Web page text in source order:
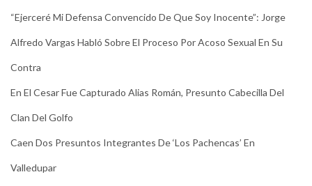
“Ejerceré Mi Defensa Convencido De Que Soy Inocente”: Jorge
Alfredo Vargas Habló Sobre El Proceso Por Acoso Sexual En Su
Contra
En El Cesar Fue Capturado Alias Román, Presunto Cabecilla Del
Clan Del Golfo
Caen Dos Presuntos Integrantes De ‘Los Pachencas’ En
Valledupar